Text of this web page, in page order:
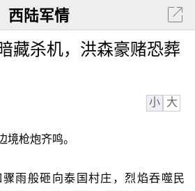
西陆军情
藏杀机，洪森豪赌恐葬
小 大
境枪炮齐鸣。
雨般砸向泰国村庄，烈焰吞噬民